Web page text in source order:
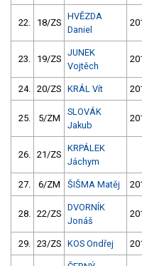
22. 18/ZS
HVĚZDA
Daniel
23. 19/ZS
JUNEK
Vojtěch
24. 20/ZS KRÁL Vít
25. 5/ZM
SLOVÁK
Jakub
26. 21/ZS
KRPÁLEK
Jáchym
27. 6/ZM ŠIŠMA Matěj
28. 22/ZS
DVORNÍK
Jonáš
29. 23/ZS KOS Ondřej